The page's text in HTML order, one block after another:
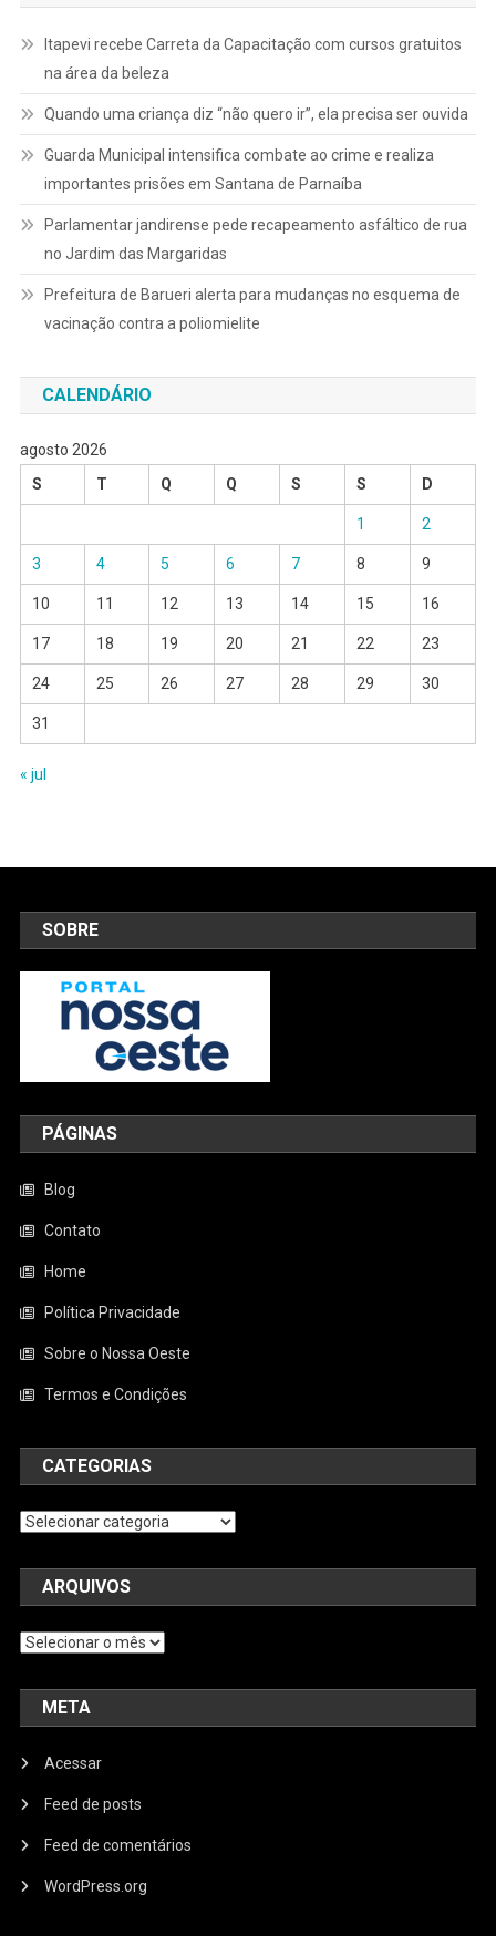
Itapevi recebe Carreta da Capacitação com cursos gratuitos
na área da beleza
Quando uma criança diz “não quero ir”, ela precisa ser ouvida
Guarda Municipal intensifica combate ao crime e realiza
importantes prisões em Santana de Parnaíba
Parlamentar jandirense pede recapeamento asfáltico de rua
no Jardim das Margaridas
Prefeitura de Barueri alerta para mudanças no esquema de
vacinação contra a poliomielite
CALENDÁRIO
agosto 2026
S
T Q Q S S D
1 2
3 4 5 6 7 8 9
10 11 12 13 14 15 16
17 18 19 20 21 22 23
24 25 26 27 28 29 30
31
« jul
SOBRE
PÁGINAS
Blog
Contato
Home
Política Privacidade
Sobre o Nossa Oeste
Termos e Condições
CATEGORIAS
Categorias
ARQUIVOS
Arquivos
META
Acessar
Feed de posts
Feed de comentários
WordPress.org